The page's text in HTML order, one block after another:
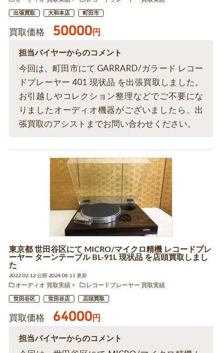
出張買取 大和本店 町田市
買取価格 50000円
担当バイヤーからのコメント
今回は、町田市にて GARRARD/ガラード レコー
ドプレーヤー 401 現状品 を出張買取しました。
お引越しやコレクション整理などでご不要にな
りましたオーディオ機器がございましたら、出
張買取のアシストまでお問い合わせください。
東京都 世田谷区にて MICRO/マイクロ精機 レコードプレ
ーヤー ターンテーブル BL-91L 現状品 を店頭買取しまし
た
2022.02.12 公開 2024.09.11 更新
オーディオ 買取実績
レコードプレーヤー 買取実績
世田谷区 世田谷店 店頭買取
買取価格 64000円
担当バイヤーからのコメント